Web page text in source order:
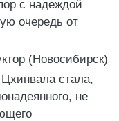
с надеждой
очередь от
(Новосибирск)
Цхинвала стала,
не